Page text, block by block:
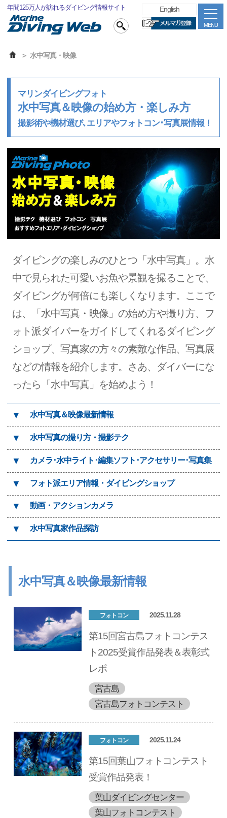
年間125万人が訪れるダイビング情報サイト
MENU
English
水中写真・映像
マリンダイビングフォト
水中写真＆映像の始め方・楽しみ方
撮影術や機材選び､エリアやフォトコン･写真展情報！
ダイビングの楽しみのひとつ「水中写真」。水
中で見られた可愛いお魚や景観を撮ることで、
ダイビングが何倍にも楽しくなります。ここで
は、「水中写真・映像」の始め方や撮り方、フ
ォト派ダイバーをガイドしてくれるダイビング
ショップ、写真家の方々の素敵な作品、写真展
などの情報を紹介します。さあ、ダイバーにな
ったら「水中写真」を始めよう！
▼ 水中写真＆映像最新情報
▼ 水中写真の撮り方・撮影テク
▼ カメラ･水中ライト･編集ソフト･アクセサリー･写真集
▼ フォト派エリア情報・ダイビングショップ
▼ 動画・アクションカメラ
▼ 水中写真家作品探訪
水中写真＆映像最新情報
フォトコン 2025.11.28
第15回宮古島フォトコンテス
ト2025受賞作品発表＆表彰式
レポ
宮古島
宮古島フォトコンテスト
フォトコン 2025.11.24
第15回葉山フォトコンテスト
受賞作品発表！
葉山ダイビングセンター
葉山フォトコンテスト